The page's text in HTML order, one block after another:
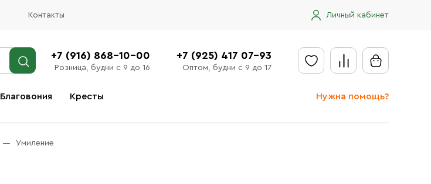
Контакты Личный кабинет
+7 (916) 868-10-00
Розница, будни с 9 до 16
+7 (925) 417 07-93
Оптом, будни с 9 до 17
Благовония Кресты Нужна помощь?
Отправить заявку
Умиление